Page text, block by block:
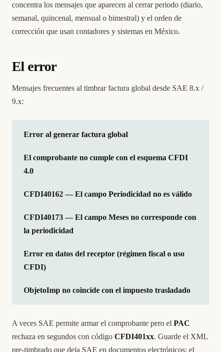
concentra los mensajes que aparecen al cerrar periodo (diario,
semanal, quincenal, mensual o bimestral) y el orden de
corrección que usan contadores y sistemas en México.
El error
Mensajes frecuentes al timbrar factura global desde SAE 8.x /
9.x:
Error al generar factura global
El comprobante no cumple con el esquema CFDI
4.0
CFDI40162 — El campo Periodicidad no es válido
CFDI40173 — El campo Meses no corresponde con
la periodicidad
Error en datos del receptor (régimen fiscal o uso
CFDI)
ObjetoImp no coincide con el impuesto trasladado
A veces SAE permite armar el comprobante pero el PAC
rechaza en segundos con código CFDI401xx. Guarde el XML
pre-timbrado que deja SAE en documentos electrónicos; el